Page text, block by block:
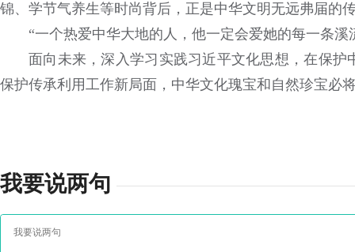
锦、学节气养生等时尚背后，正是中华文明无远弗届的
“一个热爱中华大地的人，他一定会爱她的每一条
面向未来，深入学习实践习近平文化思想，在保
保护传承利用工作新局面，中华文化瑰宝和自然珍宝必
我要说两句